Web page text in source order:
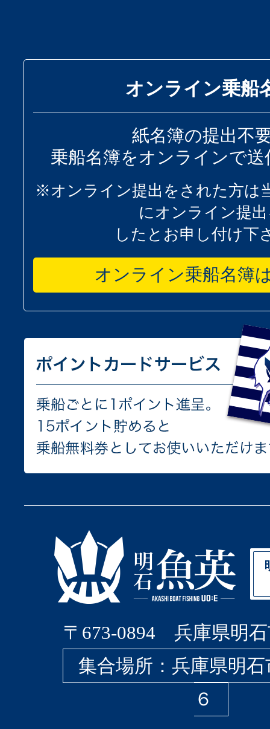
オンライン乗船
紙名簿の提出不
乗船名簿をオンラインで
※オンライン提出をされた方は
にオンライン提
したとお申し付け下
オンライン乗船名簿
〒673-0894 兵庫県明石
集合場所：兵庫県明
６